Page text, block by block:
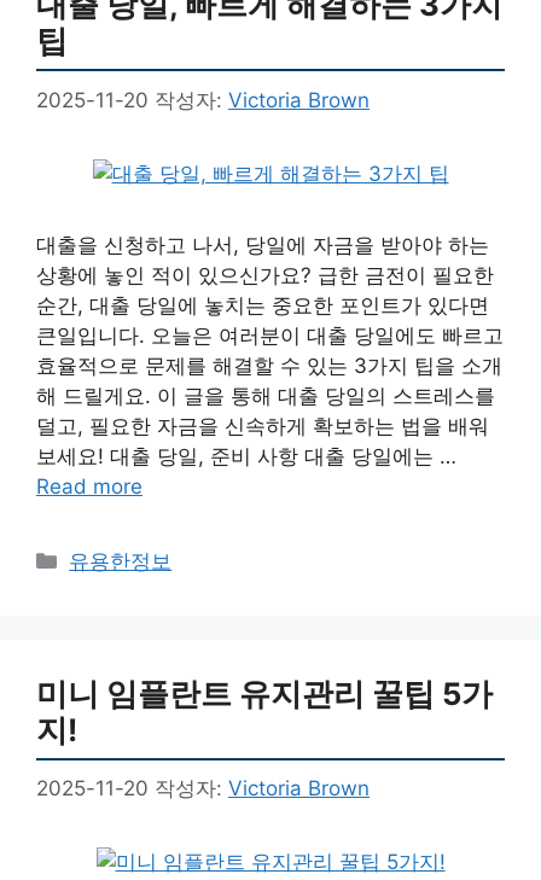
팁
2025-11-20 작성자: Victoria Brown
대출을 신청하고 나서, 당일에 자금을 받아야 하는
상황에 놓인 적이 있으신가요? 급한 금전이 필요한
순간, 대출 당일에 놓치는 중요한 포인트가 있다면
큰일입니다. 오늘은 여러분이 대출 당일에도 빠르고
효율적으로 문제를 해결할 수 있는 3가지 팁을 소개
해 드릴게요. 이 글을 통해 대출 당일의 스트레스를
덜고, 필요한 자금을 신속하게 확보하는 법을 배워
보세요! 대출 당일, 준비 사항 대출 당일에는 …
Read more
카
유용한정보
미니 임플란트 유지관리 꿀팁 5가
지!
2025-11-20 작성자: Victoria Brown